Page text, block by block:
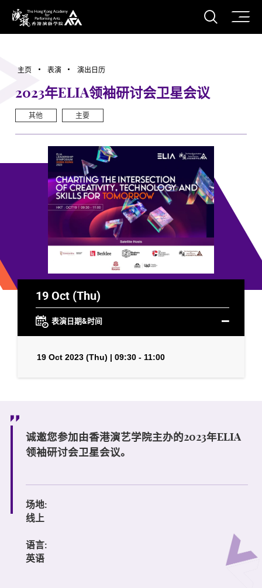
香港演艺学院
打开
主页 表演 演出日历
2023年ELIA领袖研讨会卫星会议
其他 主要
19 Oct (Thu)
表演日期&时间
19 Oct 2023 (Thu) | 09:30 - 11:00
诚邀您参加由香港演艺学院主办的2023年ELIA
领袖研讨会卫星会议。
场地:
线上
语言:
英语